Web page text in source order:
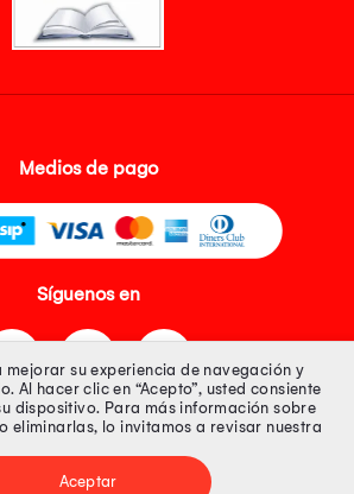
Medios de pago
Síguenos en
100% Segura
mejorar su experiencia de navegación y
Al hacer clic en “Acepto”, usted consiente
dispositivo. Para más información sobre
eliminarlas, lo invitamos a revisar nuestra
Aceptar